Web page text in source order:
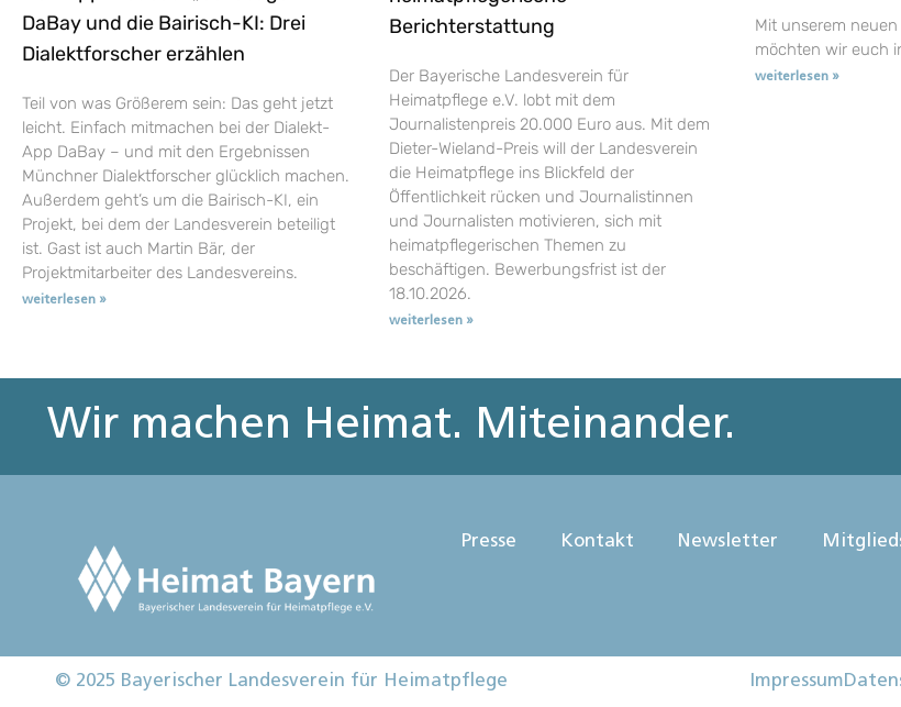
DaBay und die Bairisch-KI: Drei
Dialektforscher erzählen
Teil von was Größerem sein: Das geht jetzt
leicht. Einfach mitmachen bei der Dialekt-
App DaBay – und mit den Ergebnissen
Münchner Dialektforscher glücklich machen.
Außerdem geht’s um die Bairisch-KI, ein
Projekt, bei dem der Landesverein beteiligt
ist. Gast ist auch Martin Bär, der
Projektmitarbeiter des Landesvereins.
weiterlesen »
Berichterstattung
Der Bayerische Landesverein für
Heimatpflege e.V. lobt mit dem
Journalistenpreis 20.000 Euro aus. Mit dem
Dieter-Wieland-Preis will der Landesverein
die Heimatpflege ins Blickfeld der
Öffentlichkeit rücken und Journalistinnen
und Journalisten motivieren, sich mit
heimatpflegerischen Themen zu
beschäftigen. Bewerbungsfrist ist der
18.10.2026.
weiterlesen »
Mit unserem neuen
möchten wir euch
weiterlesen »
Wir machen Heimat. Miteinander.
Presse Kontakt Newsletter
© 2025 Bayerischer Landesverein für Heimatpflege Impressum